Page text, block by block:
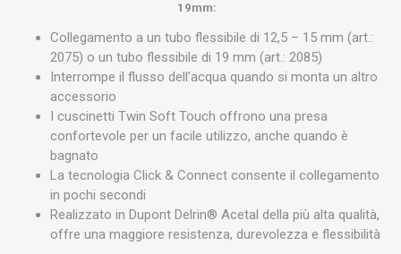
19mm:
Collegamento a un tubo flessibile di 12,5 – 15 mm (art.:
2075) o un tubo flessibile di 19 mm (art.: 2085)
Interrompe il flusso dell’acqua quando si monta un altro
accessorio
I cuscinetti Twin Soft Touch offrono una presa
confortevole per un facile utilizzo, anche quando è
bagnato
La tecnologia Click & Connect consente il collegamento
in pochi secondi
Realizzato in Dupont Delrin® Acetal della più alta qualità,
offre una maggiore resistenza, durevolezza e flessibilità